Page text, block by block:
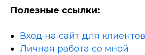
Полезные ссылки:
Вход на сайт для клиентов
Личная работа со мной